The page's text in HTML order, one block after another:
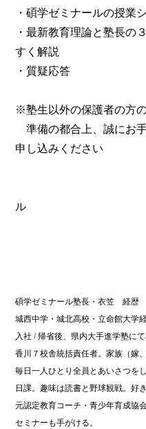
・碩学ゼミナールの授業
・最新教育理論と塾長の
すく解説
・質疑応答
※塾生以外の保護者の方
準備の都合上、誠にお
申し込みください
碩学
ル
碩学ゼミナール塾長・衣笠 経歴
城西中学・城北高校・立命館大学
入社 / 帰省後、県内大手進学塾に
香川７校舎統括責任者。家族（嫁
毎日一人ひとり全員とあいさつを
日課。趣味は読書と野球観戦。好
元認定教育コーチ・青少年育成協
セミナーも手がける。